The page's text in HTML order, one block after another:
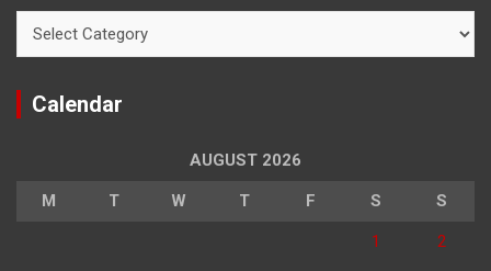
Calendar
AUGUST 2026
M T W T F S S
1 2